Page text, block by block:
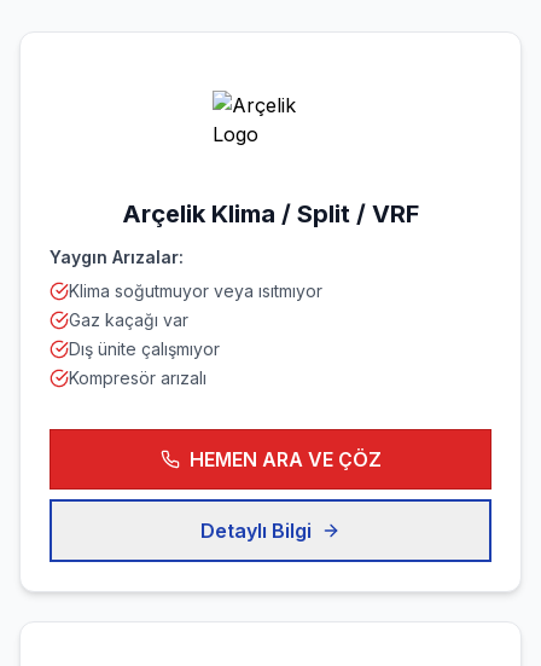
Arçelik Klima / Split / VRF
Yaygın Arızalar:
Klima soğutmuyor veya ısıtmıyor
Gaz kaçağı var
Dış ünite çalışmıyor
Kompresör arızalı
HEMEN ARA VE ÇÖZ
Detaylı Bilgi